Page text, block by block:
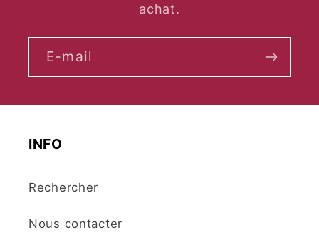
achat.
E-mail
INFO
Rechercher
Nous contacter